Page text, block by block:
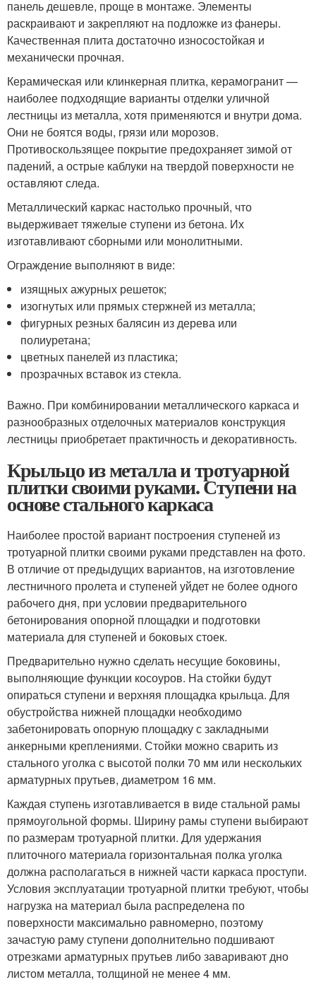
панель дешевле, проще в монтаже. Элементы
раскраивают и закрепляют на подложке из фанеры.
Качественная плита достаточно износостойкая и
механически прочная.
Керамическая или клинкерная плитка, керамогранит —
наиболее подходящие варианты отделки уличной
лестницы из металла, хотя применяются и внутри дома.
Они не боятся воды, грязи или морозов.
Противоскользящее покрытие предохраняет зимой от
падений, а острые каблуки на твердой поверхности не
оставляют следа.
Металлический каркас настолько прочный, что
выдерживает тяжелые ступени из бетона. Их
изготавливают сборными или монолитными.
Ограждение выполняют в виде:
изящных ажурных решеток;
изогнутых или прямых стержней из металла;
фигурных резных балясин из дерева или
полиуретана;
цветных панелей из пластика;
прозрачных вставок из стекла.
Важно. При комбинировании металлического каркаса и
разнообразных отделочных материалов конструкция
лестницы приобретает практичность и декоративность.
Крыльцо из металла и тротуарной
плитки своими руками. Ступени на
основе стального каркаса
Наиболее простой вариант построения ступеней из
тротуарной плитки своими руками представлен на фото.
В отличие от предыдущих вариантов, на изготовление
лестничного пролета и ступеней уйдет не более одного
рабочего дня, при условии предварительного
бетонирования опорной площадки и подготовки
материала для ступеней и боковых стоек.
Предварительно нужно сделать несущие боковины,
выполняющие функции косоуров. На стойки будут
опираться ступени и верхняя площадка крыльца. Для
обустройства нижней площадки необходимо
забетонировать опорную площадку с закладными
анкерными креплениями. Стойки можно сварить из
стального уголка с высотой полки 70 мм или нескольких
арматурных прутьев, диаметром 16 мм.
Каждая ступень изготавливается в виде стальной рамы
прямоугольной формы. Ширину рамы ступени выбирают
по размерам тротуарной плитки. Для удержания
плиточного материала горизонтальная полка уголка
должна располагаться в нижней части каркаса проступи.
Условия эксплуатации тротуарной плитки требуют, чтобы
нагрузка на материал была распределена по
поверхности максимально равномерно, поэтому
зачастую раму ступени дополнительно подшивают
отрезками арматурных прутьев либо заваривают дно
листом металла, толщиной не менее 4 мм.